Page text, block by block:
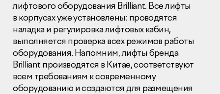
лифтового оборудования Brilliant. Все лифты
в корпусах уже установлены: проводятся
наладка и регулировка лифтовых кабин,
выполняется проверка всех режимов работы
оборудования. Напомним, лифты бренда
Brilliant производятся в Китае, соответствуют
всем требованиям к современному
оборудованию и создаются для размещения